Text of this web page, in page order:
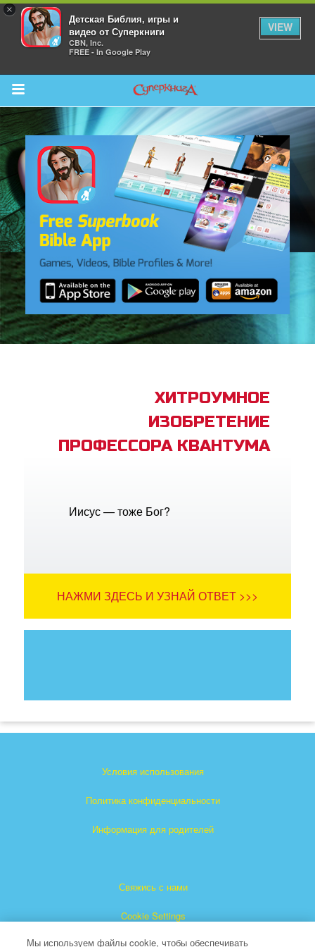
×
Детская Библия, игры и
видео от Суперкниги
CBN, Inc.
FREE - In Google Play
VIEW
Return to Content
Bible App
ХИТРОУМНОЕ
ИЗОБРЕТЕНИЕ
ПРОФЕССОРА КВАНТУМА
Иисус — тоже Бог?
НАЖМИ ЗДЕСЬ И УЗНАЙ ОТВЕТ >>>
Условия использования
Политика конфиденциальности
Информация для родителей
Свяжись с нами
Cookie Settings
Мы используем файлы cookie, чтобы обеспечивать